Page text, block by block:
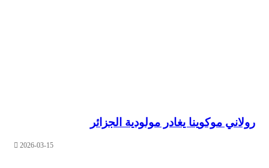
موكوينا يغادر مولودية الجزائر
2026-03-15